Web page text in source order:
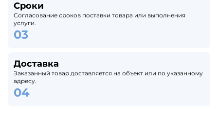
Сроки
Согласование сроков поставки товара или выполнения
услуги.
Доставка
Заказанный товар доставляется на объект или по указанному
адресу.